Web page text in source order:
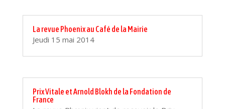
La revue Phoenix au Café de la Mairie
Jeudi 15 mai 2014
Prix Vitale et Arnold Blokh de la Fondation de
France